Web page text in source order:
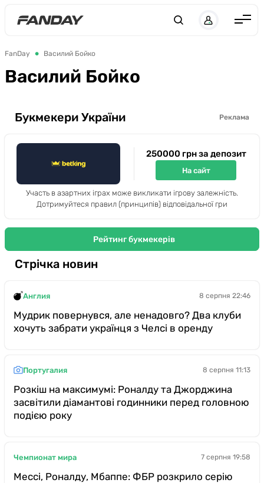
Україна
ЛЧ
ЛЕ
Букмекери
FanDay Василий Бойко
Василий Бойко
Букмекери України Реклама
250000 грн за депозит
На сайт
Участь в азартних іграх може викликати ігрову залежність.
Дотримуйтеся правил (принципів) відповідальної гри
Рейтинг букмекерів
Стрічка новин
Англия 8 серпня 22:46
Мудрик повернувся, але ненадовго? Два клуби
хочуть забрати українця з Челсі в оренду
Португалия 8 серпня 11:13
Розкіш на максимумі: Роналду та Джорджина
засвітили діамантові годинники перед головною
подією року
Чемпионат мира 7 серпня 19:58
Мессі, Роналду, Мбаппе: ФБР розкрило серію